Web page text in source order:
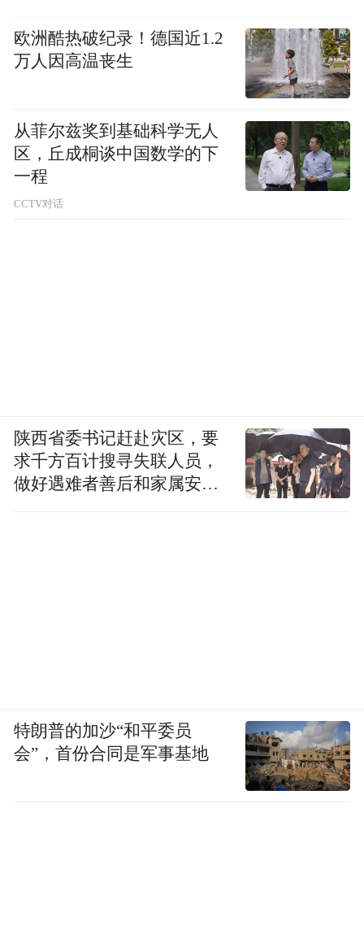
欧洲酷热破纪录！德国近1.2
万人因高温丧生
从菲尔兹奖到基础科学无人
区，丘成桐谈中国数学的下
一程
CCTV对话
陕西省委书记赶赴灾区，要
求千方百计搜寻失联人员，
做好遇难者善后和家属安抚
特朗普的加沙“和平委员
会”，首份合同是军事基地